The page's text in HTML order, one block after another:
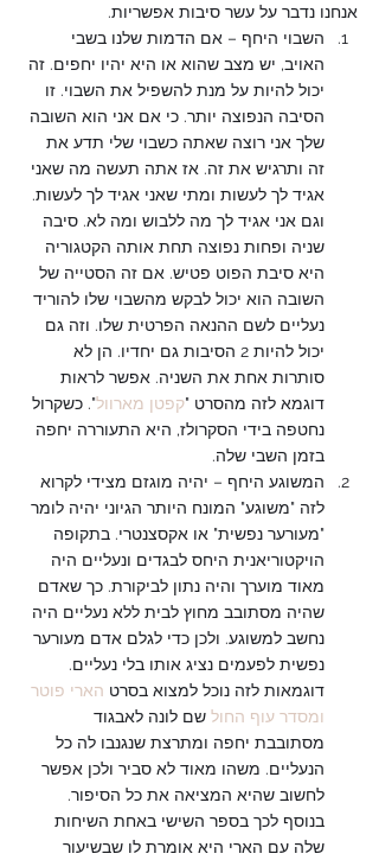
אנחנו נדבר על עשר סיבות אפשריות.
השבוי היחף – אם הדמות שלנו בשבי
האויב, יש מצב שהוא או היא יהיו יחפים. זה
יכול להיות על מנת להשפיל את השבוי. זו
הסיבה הנפוצה יותר. כי אם אני הוא השובה
שלך אני רוצה שאתה כשבוי שלי תדע את
זה ותרגיש את זה. אז אתה תעשה מה שאני
אגיד לך לעשות ומתי שאני אגיד לך לעשות.
וגם אני אגיד לך מה ללבוש ומה לא. סיבה
שניה ופחות נפוצה תחת אותה הקטגוריה
היא סיבת הפוט פטיש. אם זה הסטייה של
השובה הוא יכול לבקש מהשבוי שלו להוריד
נעליים לשם ההנאה הפרטית שלו. וזה גם
יכול להיות 2 הסיבות גם יחדיו. הן לא
סותרות אחת את השניה. אפשר לראות
דוגמא לזה מהסרט "קפטן מארוול". כשקרול
נחטפה בידי הסקרולז, היא התעוררה יחפה
בזמן השבי שלה.
המשוגע היחף – יהיה מוגזם מצידי לקרוא
לזה "משוגע" המונח היותר הגיוני יהיה לומר
"מעורער נפשית" או אקסצנטרי. בתקופה
הויקטוריאנית היחס לבגדים ונעליים היה
מאוד מוערך והיה נתון לביקורת. כך שאדם
שהיה מסתובב מחוץ לבית ללא נעליים היה
נחשב למשוגע. ולכן כדי לגלם אדם מעורער
נפשית לפעמים נציג אותו בלי נעליים.
דוגמאות לזה נוכל למצוא בסרט הארי פוטר
ומסדר עוף החול שם לונה לאבגוד
מסתובבת יחפה ומתרצת שנגנבו לה כל
הנעליים. משהו מאוד לא סביר ולכן אפשר
לחשוב שהיא המציאה את כל הסיפור.
בנוסף לכך בספר השישי באחת השיחות
שלה עם הארי היא אומרת לו שבשיעור